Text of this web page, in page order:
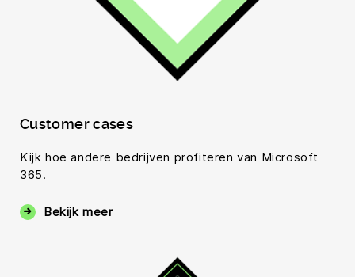
Customer cases
Kijk hoe andere bedrijven profiteren van Microsoft
365.
Bekijk meer